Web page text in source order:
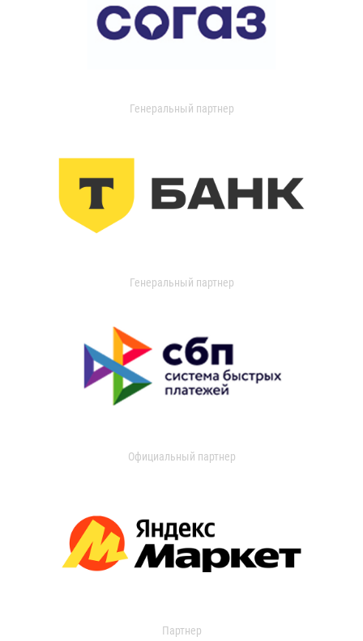
Генеральный партнер
Генеральный партнер
Официальный партнер
Партнер